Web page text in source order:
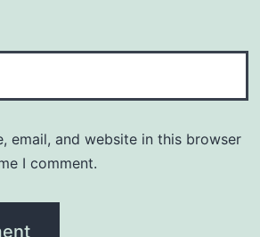
email, and website in this browser
I comment.